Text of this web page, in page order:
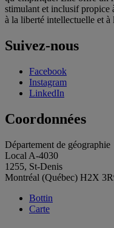
stimulant et inclusif propice
à la liberté intellectuelle et à
Suivez-nous
Facebook
Instagram
LinkedIn
Coordonnées
Département de géographie
Local A-4030
1255, St-Denis
Montréal (Québec) H2X
Bottin
Carte